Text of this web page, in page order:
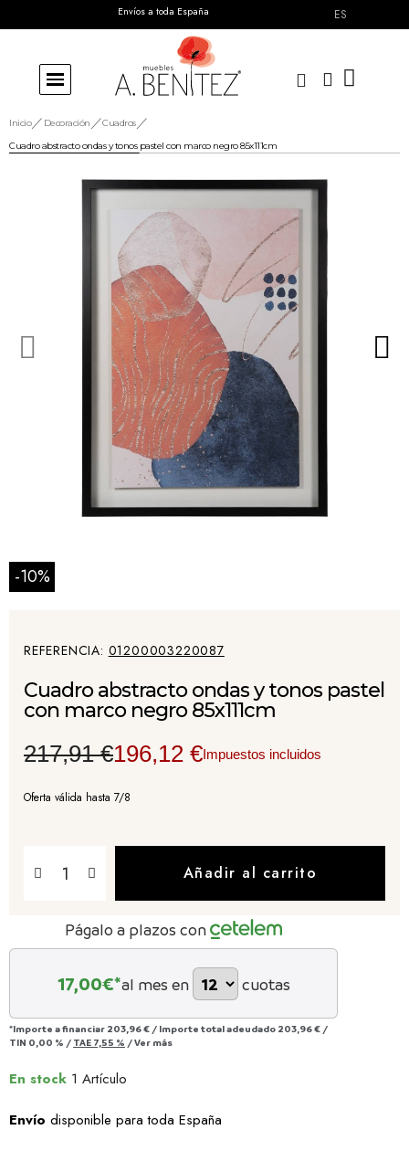
Envíos a toda España ES
Inicio Decoración
Cuadros
Cuadro abstracto ondas y tonos pastel con marco negro 85x111cm
-10%
REFERENCIA 01200003220087
Cuadro abstracto ondas y tonos pastel
con marco negro 85x111cm
217,91 €196,12 €Impuestos incluidos
Oferta válida hasta 7/8
Añadir al carrito
Págalo a plazos con
17,00€*al mes en cuotas
*Importe a financiar 203,96 € / Importe total adeudado 203,96 € /
TIN 0,00 % / TAE 7,55 % /Ver más
En stock 1 Artículo
Envío disponible para toda España